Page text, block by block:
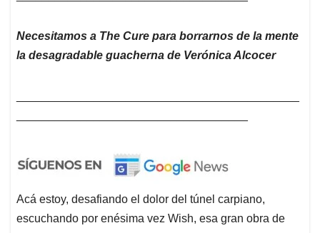
Necesitamos a The Cure para borrarnos de la mente
la desagradable guacherna de Verónica Alcocer
Acá estoy, desafiando el dolor del túnel carpiano,
escuchando por enésima vez Wish, esa gran obra de